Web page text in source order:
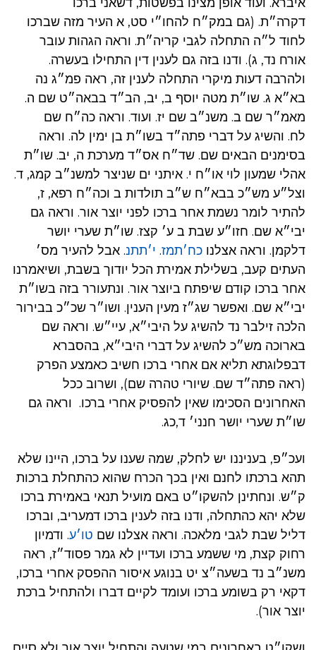
דקרה״ת. (גם במק״ח להחו״י סט, א העיר מזה שברכו
לחוד ל״ה התחלה לגבי קריה״ת. וראה הגהות עובר
אורח נד, ג). ודנו בזה גם לענין דין התחילו בעשרה.
ולהרבה דעות מיקרי התחלה לענין זה, ראה פמ״ג נה
בא״א ג. שו״ת מטה יוסף ב, יב, הב״ד בבאה״ט שם ה.
מאמ״ר שם ב. משנ״ב שם יז. ועוד. וראה כה״ח שם
לח. והשיג על דברי פתה״ד בשו״ת בן ימין לה. וראה
בסימנים הבאים שם. שד״ח אס״ד מערכת ה, יב. שו״ת
אהלי שמעון לוי או״ח י. איתני ים שניצר למשנ״ב קמג, ד.
וצל״ע מש״כ בבא״ח ש״ב תולדות ב וכה״ח רפא, ז,
להתיר לומר נשמת אחר ברכו לפני יוצר אור. וראה גם
יבי״א שם. חזו״ע שבת ב ע׳ קצז. שו״ת שערי יושר
דלקמן. וראה אצלנו כח׳תמז. י׳תתנ. אבל להעיר מס׳
העתים קעב, בשלילת אמירת הכל יודוך בשבת, ושיאמרנו
אחר ברכו קודם שיפתח ביוצר אור. ונתעורר בזה בשו״ת
יבי״א שם. ואפשר שג״ז מעין הענין. ושו״ר שכ״כ בבירור
הלכה זילבר נד להשיג על היבי״א, עיי״ש. וראה שם
בארוכה מש״כ להשיג על דברי היבי״א, בהסברא
דבפלוגתא תליא אם אחרי ברכו חשיב כאמצע הפרק
(ראה פתה״ד שם. שיורי טהרה שם), ושרוב ככל
האחרונים הסכימו שאין להפסיק אחרי ברכו. וראה גם
שו״ת שערי יושר חנני׳ ד,כג.
ועכ״פ, בעניננו יש לחלק, שמה שענו על ברכו, היינו שלא
תהא ברכתו לחנם ואין בכך הכרח שהוא כהתחלת ברכות
ק״ש. ונחתינן להשקו״ט באם מועיל תנאי באמירת ברכו
שלא יהא כהתחלה, ודנו בזה לענין ברכו דמעריב, וברכו
דליל שבת לגבי מלאכה. וראה אצלנו שם טו׳ע. ודמיון
רחוק קצת, מי ששמע ברכו ועדיין לא גמר פסוד״ז, ראה
משנ״ב נד בשעה״צ יט בנוגע איסור ההפסק אחרי ברכו,
דקאי רק בשומע ברכו ועומד לקיים דברו ולהתחיל ברכת
יוצר אור).